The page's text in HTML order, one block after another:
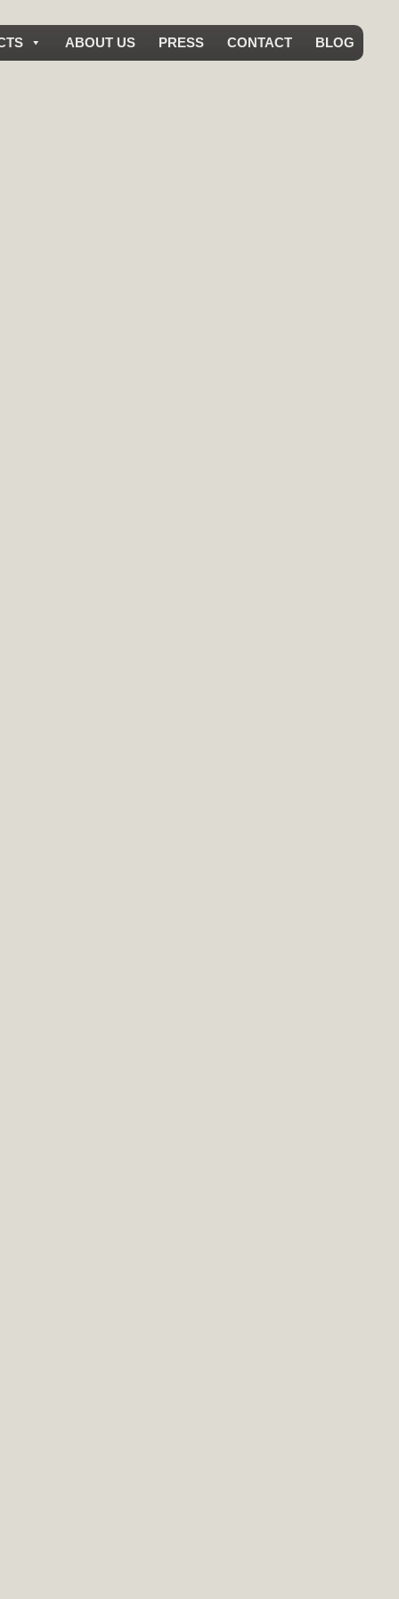
ABOUT US PRESS CONTACT BLOG